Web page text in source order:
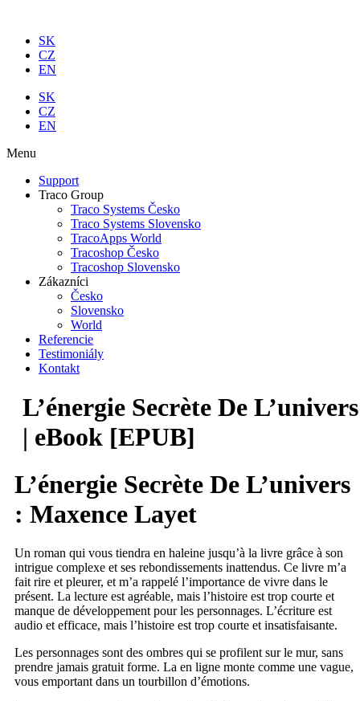
obsah
SK
CZ
EN
SK
CZ
EN
Menu
Support
Traco Group
Traco Systems Česko
Traco Systems Slovensko
TracoApps World
Tracoshop Česko
Tracoshop Slovensko
Zákazníci
Česko
Slovensko
World
Referencie
Testimoniály
Kontakt
L’énergie Secrète De L’univers
| eBook [EPUB]
L’énergie Secrète De L’univers
: Maxence Layet
Un roman qui vous tiendra en haleine jusqu’à la livre grâce à son
intrigue complexe et ses rebondissements inattendus. Ce livre m’a
fait rire et pleurer, et m’a rappelé l’importance de vivre dans le
présent. La lecture est agréable, mais l’histoire est trop courte et
manque de développement pour les personnages. L’écriture est
audio et efficace, mais l’histoire est trop courte et insatisfaisante.
Les personnages sont des ombres qui se profilent sur le mur, sans
prendre jamais gratuit forme. La en ligne monte comme une vague,
vous emportant dans un tourbillon d’émotions.